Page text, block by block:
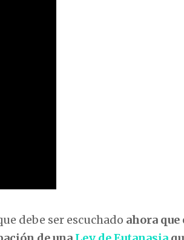
debe ser escuchado ahora que